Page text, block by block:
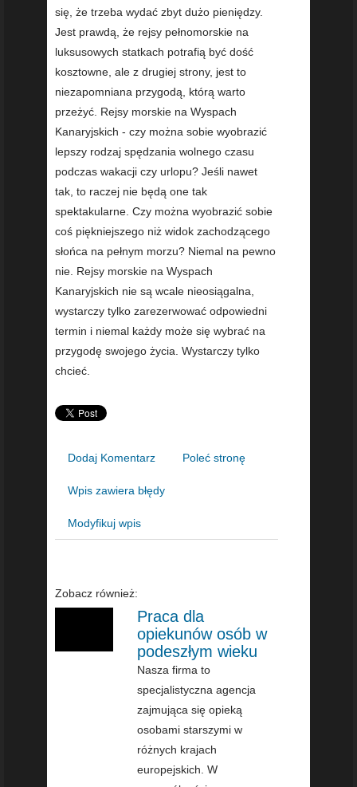
się, że trzeba wydać zbyt dużo pieniędzy.
Jest prawdą, że rejsy pełnomorskie na
luksusowych statkach potrafią być dość
kosztowne, ale z drugiej strony, jest to
niezapomniana przygodą, którą warto
przeżyć. Rejsy morskie na Wyspach
Kanaryjskich - czy można sobie wyobrazić
lepszy rodzaj spędzania wolnego czasu
podczas wakacji czy urlopu? Jeśli nawet
tak, to raczej nie będą one tak
spektakularne. Czy można wyobrazić sobie
coś piękniejszego niż widok zachodzącego
słońca na pełnym morzu? Niemal na pewno
nie. Rejsy morskie na Wyspach
Kanaryjskich nie są wcale nieosiągalna,
wystarczy tylko zarezerwować odpowiedni
termin i niemal każdy może się wybrać na
przygodę swojego życia. Wystarczy tylko
chcieć.
Dodaj Komentarz Poleć stronę
Wpis zawiera błędy
Modyfikuj wpis
Zobacz również:
Praca dla
opiekunów osób w
podeszłym wieku
Nasza firma to
specjalistyczna agencja
zajmująca się opieką
osobami starszymi w
różnych krajach
europejskich. W